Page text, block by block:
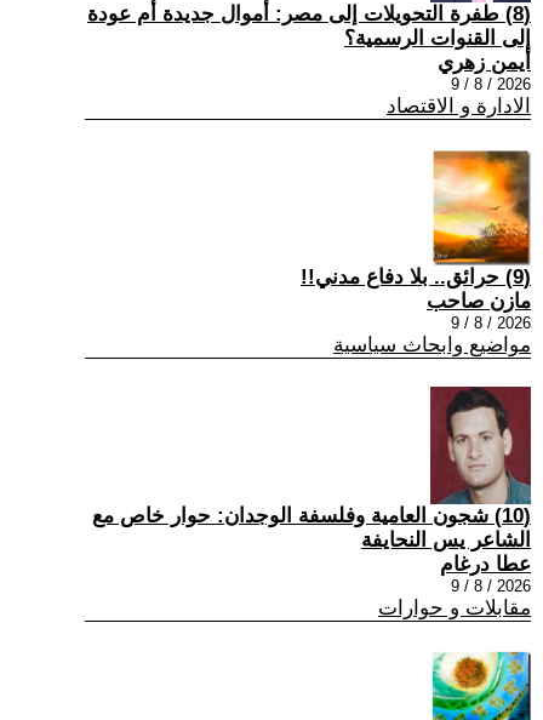
(8) طفرة التحويلات إلى مصر: أموال جديدة أم عودة
إلى القنوات الرسمية؟
أيمن زهري
2026 / 8 / 9
الادارة و الاقتصاد
(9) حرائق.. بلا دفاع مدني!!
مازن صاحب
2026 / 8 / 9
مواضيع وابحاث سياسية
(10) شجون العامية وفلسفة الوجدان: حوار خاص مع
الشاعر يس النحايفة
عطا درغام
2026 / 8 / 9
مقابلات و حوارات